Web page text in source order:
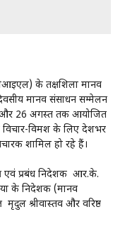
के तक्षशिला मानव
मानव संसाधन सम्मेलन
26 अगस्त तक आयोजित
विमर्श के लिए देशभर
शामिल हो रहे हैं।
एवं प्रबंध निदेशक आर.के.
के निदेशक (मानव
मृदुल श्रीवास्तव और वरिष्ठ